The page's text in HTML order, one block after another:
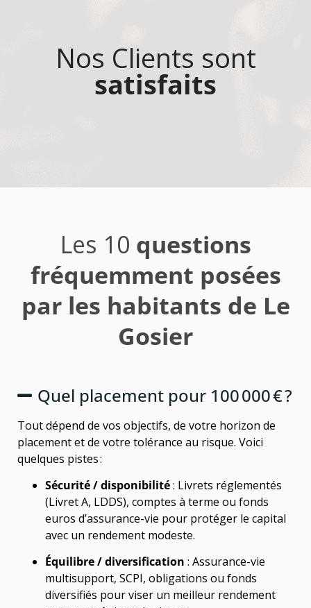
Nos Clients sont
satisfaits
Les 10 questions
fréquemment posées
par les habitants de Le
Gosier
Quel placement pour 100 000 € ?
Tout dépend de vos objectifs, de votre horizon de
placement et de votre tolérance au risque. Voici
quelques pistes :
Sécurité / disponibilité: Livrets réglementés
(Livret A, LDDS), comptes à terme ou fonds
euros d’assurance-vie pour protéger le capital
avec un rendement modeste.
Équilibre / diversification : Assurance-vie
multisupport, SCPI, obligations ou fonds
diversifiés pour viser un meilleur rendement